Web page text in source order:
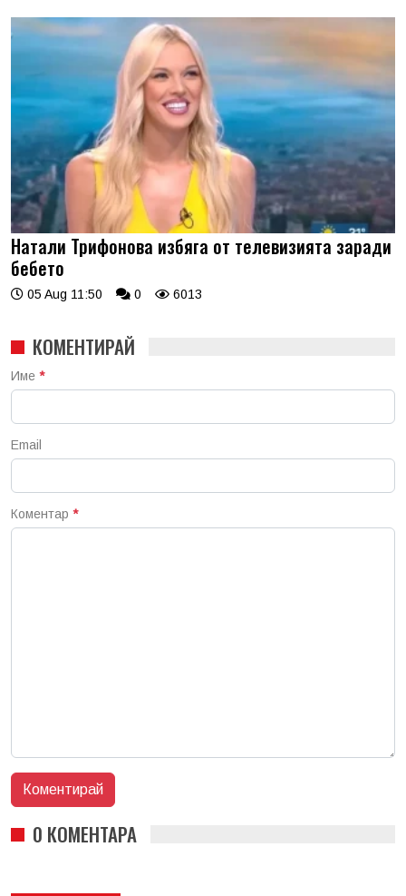
Натали Трифонова избяга от телевизията заради
бебето
05 Aug 11:50 0 6013
КОМЕНТИРАЙ
Име *
Email
Коментар *
0 КОМЕНТАРА